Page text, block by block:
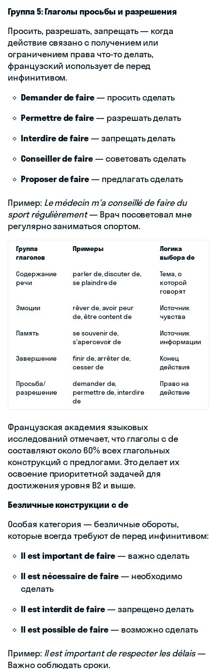
Группа 5: Глаголы просьбы и разрешения
Просить, разрешать, запрещать — когда
действие связано с получением или
ограничением права что-то делать,
французский использует de перед
инфинитивом.
Demander de faire— просить сделать
Permettre de faire— разрешать делать
Interdire de faire— запрещать делать
Conseiller de faire— советовать сделать
Proposer de faire— предлагать сделать
Пример: Le médecin m'a conseillé de faire du
sport régulièrement— Врач посоветовал мне
регулярно заниматься спортом.
Группа
глаголов
Примеры
Логика
выбора de
Содержание
речи
parler de, discuter de,
se plaindre de
Тема, о
которой
говорят
Эмоции
rêver de, avoir peur
de, être content de
Источник
чувства
Память
se souvenir de,
s'apercevoir de
Источник
информации
Завершение
finir de, arrêter de,
cesser de
Конец
действия
Просьба/
разрешение
demander de,
permettre de, interdire
de
Право на
действие
Французская академия языковых
исследований отмечает, что глаголы с de
составляют около 60% всех глагольных
конструкций с предлогами. Это делает их
освоение приоритетной задачей для
достижения уровня B2 и выше.
Безличные конструкции с de
Особая категория — безличные обороты,
которые всегда требуют de перед инфинитивом:
Il est important de faire— важно сделать
Il est nécessaire de faire— необходимо
сделать
Il est interdit de faire— запрещено делать
Il est possible de faire— возможно сделать
Пример: Il est important de respecter les délais—
Важно соблюдать сроки.